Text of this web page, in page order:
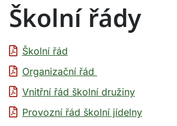
Školní řády
Školní řád
Organizační řád
Vnitřní řád školní družiny
Provozní řád školní jídelny